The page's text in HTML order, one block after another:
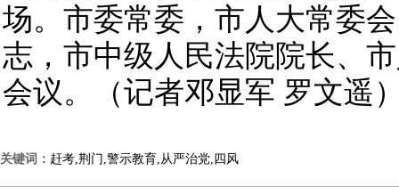
场。市委常委，市人大常委
志，市中级人民法院院长、
会议。（记者邓显军 罗文遥
关键词： 赶考,荆门,警示教育,从严治党,四风